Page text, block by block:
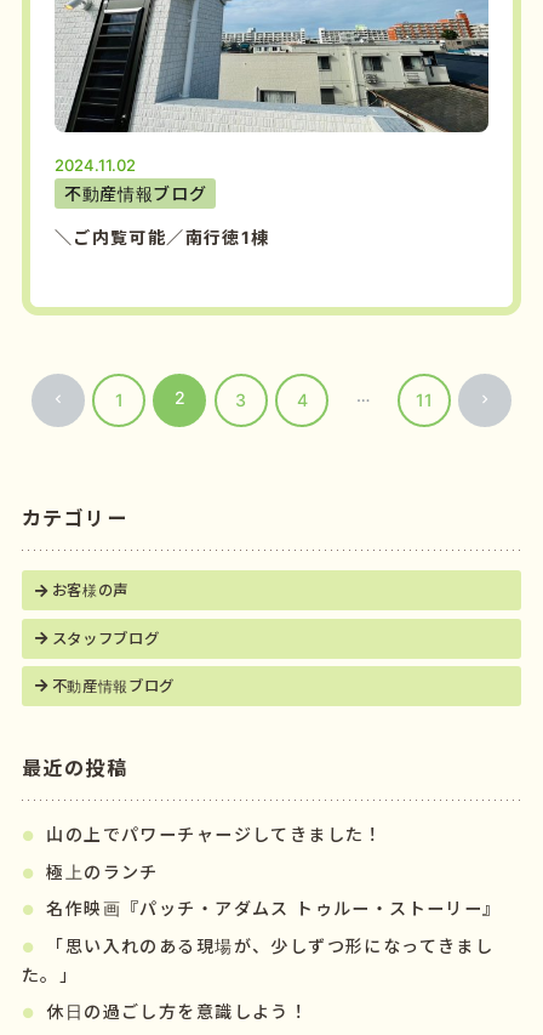
＼ご内覧可能／南行徳1棟
2024.11.02
不動産情報ブログ
1 2 3 4 … 11
カテゴリー
お客様の声
スタッフブログ
不動産情報ブログ
最近の投稿
山の上でパワーチャージしてきました！
極上のランチ
名作映画『パッチ・アダムス トゥルー・ストーリー』
「思い入れのある現場が、少しずつ形になってきまし
た。」
休日の過ごし方を意識しよう！